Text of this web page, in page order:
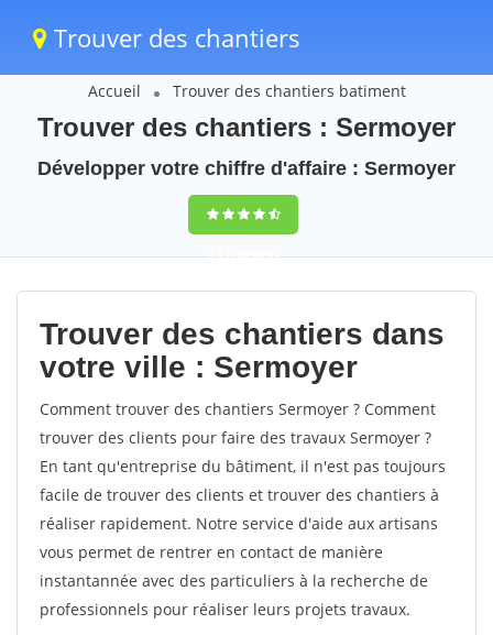
Trouver des chantiers
Accueil Trouver des chantiers batiment
Trouver des chantiers : Sermoyer
Développer votre chiffre d'affaire : Sermoyer
9,5(100%)41
votes
Trouver des chantiers dans
votre ville : Sermoyer
Comment trouver des chantiers Sermoyer ? Comment
trouver des clients pour faire des travaux Sermoyer ?
En tant qu'entreprise du bâtiment, il n'est pas toujours
facile de trouver des clients et trouver des chantiers à
réaliser rapidement. Notre service d'aide aux artisans
vous permet de rentrer en contact de manière
instantannée avec des particuliers à la recherche de
professionnels pour réaliser leurs projets travaux.